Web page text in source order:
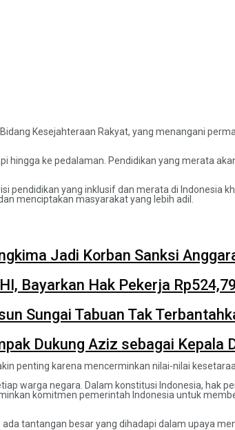
Kesejahteraan Rakyat, yang menangani
hingga ke pedalaman. Pendidikan yang merata
pendidikan yang inklusif dan merata di Indonesia
menciptakan masyarakat yang lebih adil.
Jadi Korban Sanksi
Bayarkan Hak Pekerja
Sungai Tabuan Tak
Dukung Aziz sebagai Kepala
penting karena mencerminkan nilai-nilai
warga negara. Dalam konstitusi Indonesia, hak
komitmen pemerintah Indonesia untuk
tantangan besar yang dihadapi dalam upaya